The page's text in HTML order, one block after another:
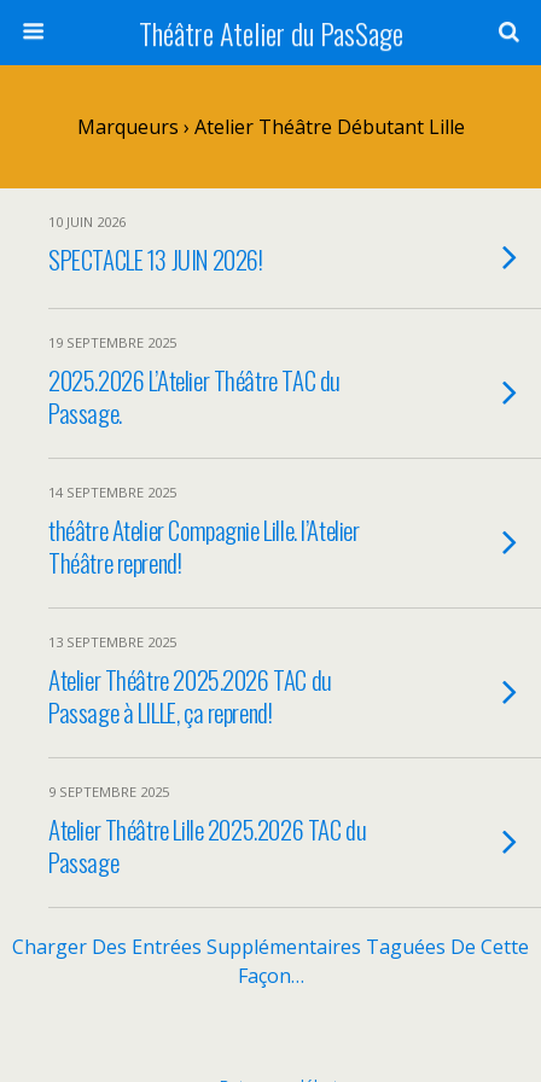
Théâtre Atelier du PasSage
Marqueurs › Atelier Théâtre Débutant Lille
10 JUIN 2026
SPECTACLE 13 JUIN 2026!
19 SEPTEMBRE 2025
2025.2026 L’Atelier Théâtre TAC du
Passage.
14 SEPTEMBRE 2025
théâtre Atelier Compagnie Lille. l’Atelier
Théâtre reprend!
13 SEPTEMBRE 2025
Atelier Théâtre 2025.2026 TAC du
Passage à LILLE, ça reprend!
9 SEPTEMBRE 2025
Atelier Théâtre Lille 2025.2026 TAC du
Passage
Charger Des Entrées Supplémentaires Taguées De Cette
Façon…